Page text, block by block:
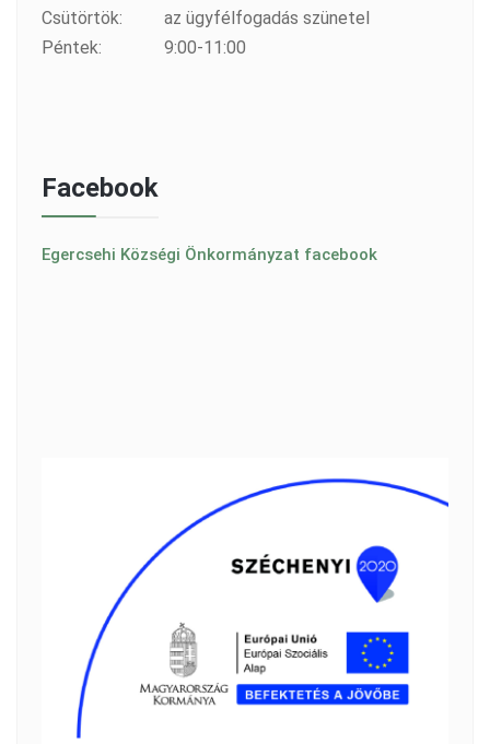
Csütörtök:
az ügyfélfogadás szünetel
Péntek:
9:00-11:00
Facebook
Egercsehi Községi Önkormányzat facebook